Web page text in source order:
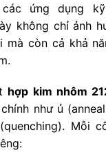
ứng dụng
không chỉ ảnh
mà còn cả khả
hợp kim nhôm
như ủ
Mỗi